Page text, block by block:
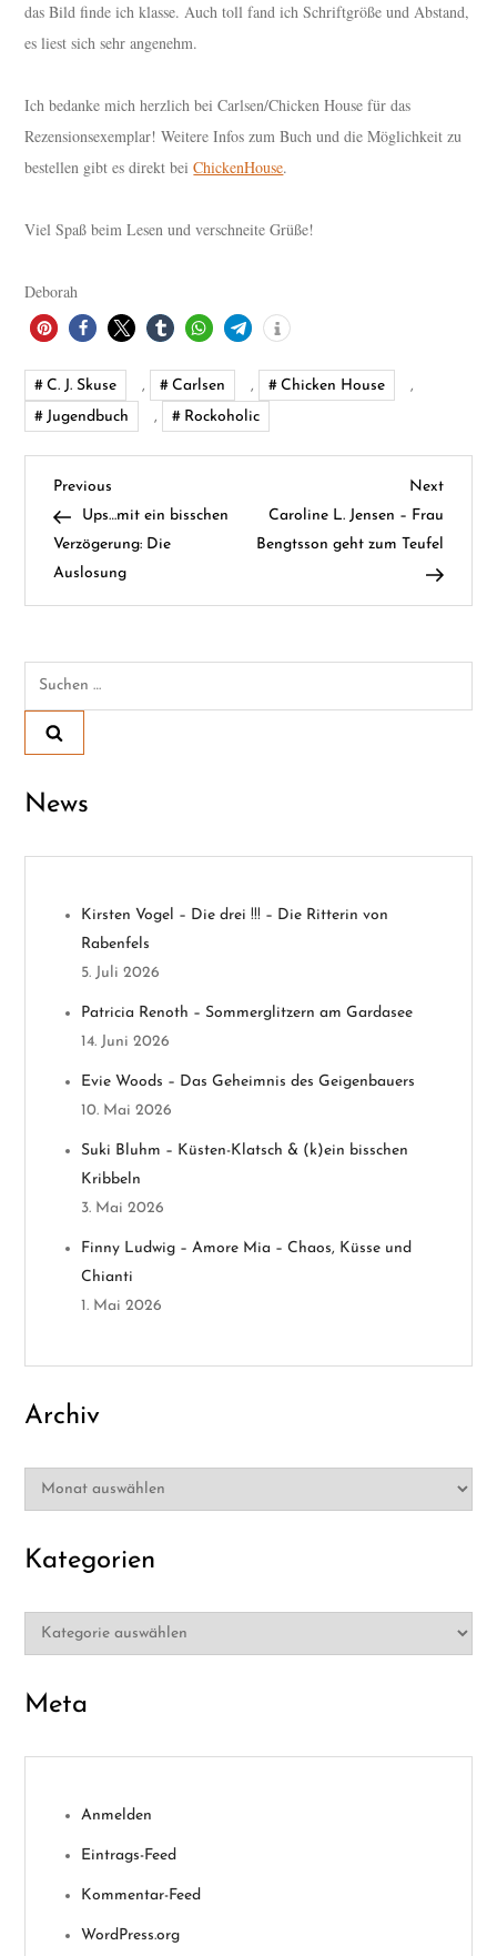
das Bild finde ich klasse. Auch toll fand ich Schriftgröße und Abstand,
es liest sich sehr angenehm.
Ich bedanke mich herzlich bei Carlsen/Chicken House für das
Rezensionsexemplar! Weitere Infos zum Buch und die Möglichkeit zu
bestellen gibt es direkt beiChickenHouse.
Viel Spaß beim Lesen und verschneite Grüße!
Deborah
C. J. Skuse , Carlsen , Chicken House
,
Jugendbuch
, Rockoholic
B
e
r
a
g
g
Previous
Post
Previous
Ups…mit ein bisschen
Verzögerung: Die
Auslosung
Next
Post
Next
Caroline L. Jensen – Frau
Bengtsson geht zum Teufel
Suchen
News
Kirsten Vogel – Die drei !!! – Die Ritterin von
Rabenfels
5. Juli 2026
Patricia Renoth – Sommerglitzern am Gardasee
14. Juni 2026
Evie Woods – Das Geheimnis des Geigenbauers
10. Mai 2026
Suki Bluhm – Küsten-Klatsch & (k)ein bisschen
Kribbeln
3. Mai 2026
Finny Ludwig – Amore Mia – Chaos, Küsse und
Chianti
1. Mai 2026
Archiv
Archiv
Kategorien
Kategorien
Meta
Anmelden
Eintrags-Feed
Kommentar-Feed
WordPress.org